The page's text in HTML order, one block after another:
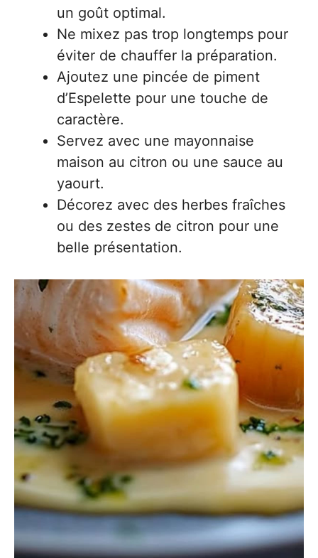
un goût optimal.
Ne mixez pas trop longtemps pour
éviter de chauffer la préparation.
Ajoutez une pincée de piment
d’Espelette pour une touche de
caractère.
Servez avec une mayonnaise
maison au citron ou une sauce au
yaourt.
Décorez avec des herbes fraîches
ou des zestes de citron pour une
belle présentation.